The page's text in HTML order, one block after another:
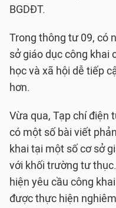
BGDĐT.
Trong thông tư 09, có
sở giáo dục công khai
học và xã hội dễ tiếp
hơn.
Vừa qua, Tạp chí điện
có một số bài viết
khai tại một số cơ sở
với khối trường tư
hiện yêu cầu công
được thực hiện